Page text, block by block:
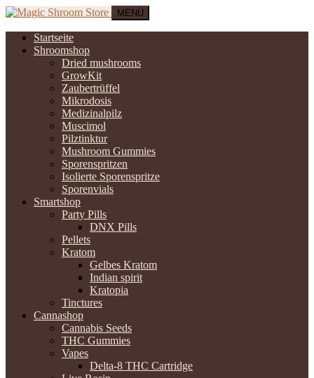
MENÜ
Startseite
Shroomshop
Dried mushrooms
GrowKit
Zaubertrüffel
Mikrodosis
Medizinalpilz
Muscimol
Pilztinktur
Mushroom Gummies
Sporenspritzen
Isolierte Sporenspritze
Sporenvials
Smartshop
Party Pills
DNX Pills
Pellets
Kratom
Gelbes Kratom
Indian spirit
Kratopia
Tinctures
Cannashop
Cannabis Seeds
THC Gummies
Vapes
Delta-8 THC Cartridge